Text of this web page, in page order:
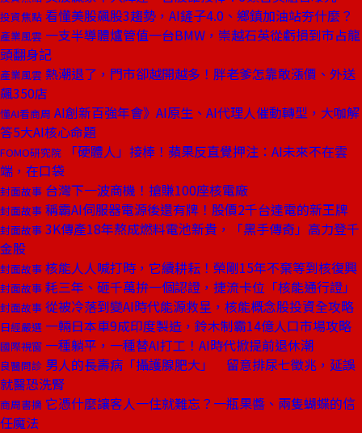
投資焦點 看懂美股飆股3趨勢，AI鏟子4.0、鄉鎮加油站夯什麼？
產業風雲 一支半導體爐管值一台BMW，崇越石英從虧損到市占龍
頭翻身記
產業風雲 熱潮退了，門市卻越開越多！胖老爹怎靠敢漲價、外送
飆350店
懂AI看商周 AI創新百強年會》AI原生、AI代理人催動轉型，大咖解
答5大AI核心命題
FOMO研究院
「硬體人」接棒！蘋果反直覺押注：AI未來不在雲
端，在口袋
封面故事 台灣下一波商機！搶賺100座核電廠
封面故事 稱霸AI伺服器電源後還有牌！股價2千台達電的新王牌
封面故事 3K傳產18年熬成燃料電池新貴，「黑手傳奇」高力登千
金股
封面故事 核能人人喊打時，它續耕耘！榮剛15年不棄等到核復興
封面故事 耗三年、砸千萬拚一個認證，捷流卡位「核能通行證」
封面故事 從被冷落到變AI時代能源救星，核能概念股投資全攻略
日經嚴選 一輛日本車9成印度製造，鈴木制霸14億人口市場攻略
國際視窗 一種躺平，一種替AI打工！AI時代掀提前退休潮
良醫問診 男人的長壽病「攝護腺肥大」 留意排尿七徵兆，延誤
就醫恐洗腎
商周書摘 它憑什麼讓客人一住就難忘？一瓶果醬、兩隻蝴蝶的信
任魔法